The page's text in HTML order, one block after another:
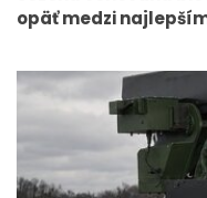
opäť medzi